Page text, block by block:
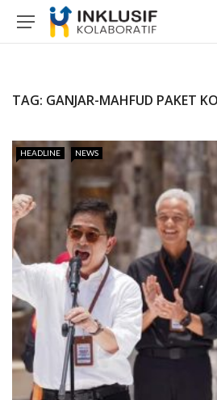
TAG: GANJAR-MAHFUD PAKET
HEADLINE NEWS